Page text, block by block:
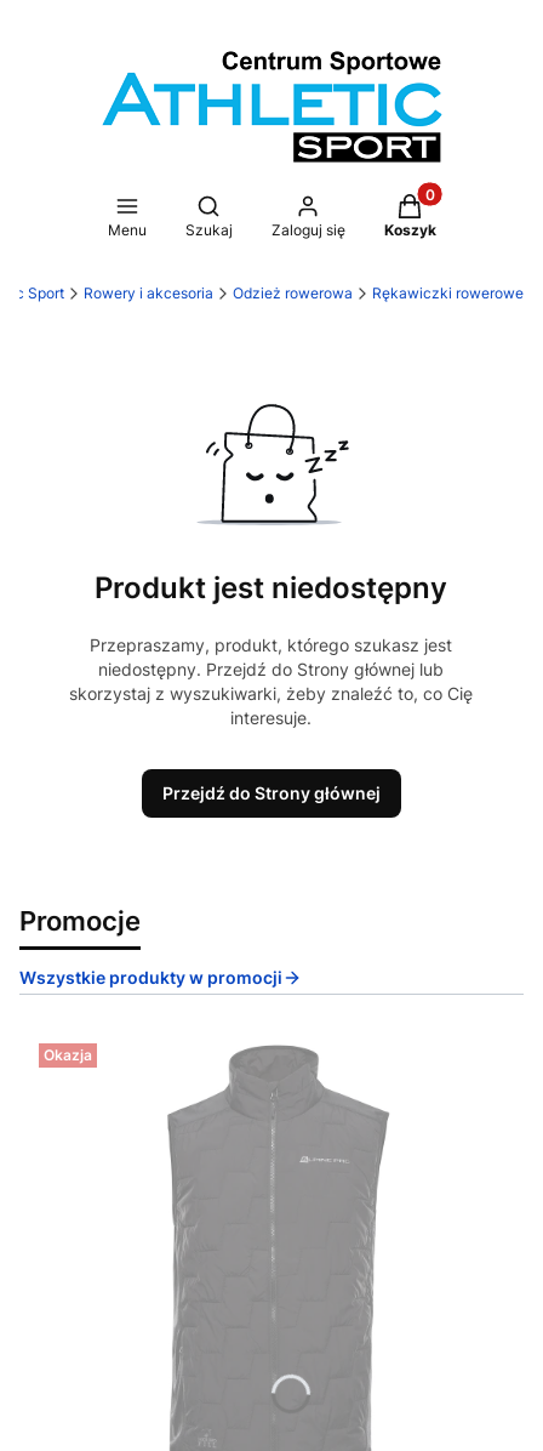
Menu
Otwórz wyszukiwarkę
Szukaj Zaloguj się
Produkty w
Koszyk
Sport Rowery i akcesoria Odzież rowerowa Rękawiczki rowerowe
Produkt jest niedostępny
Przepraszamy, produkt, którego szukasz jest
niedostępny. Przejdź do Strony głównej lub
skorzystaj z wyszukiwarki, żeby znaleźć to, co Cię
interesuje.
Przejdź do Strony głównej
Promocje
Wszystkie produkty w promocji
Okazja